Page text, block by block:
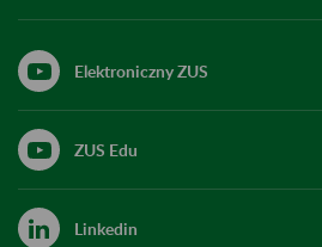
Elektroniczny ZUS
ZUS Edu
Linkedin